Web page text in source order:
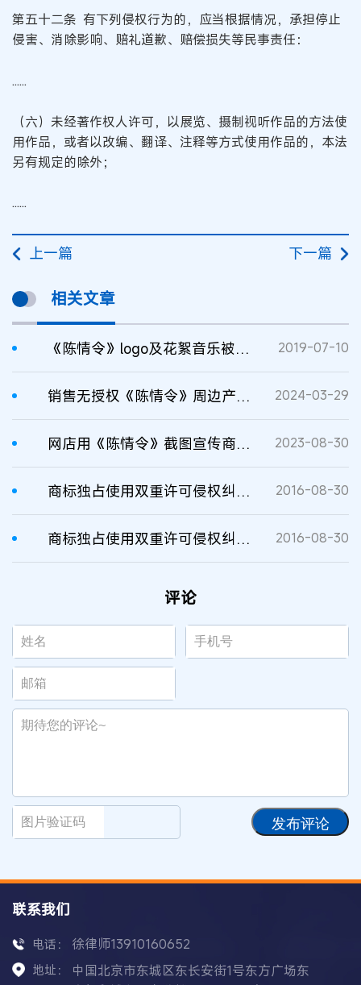
第五十二条 有下列侵权行为的，应当根据情况，承担停止
侵害、消除影响、赔礼道歉、赔偿损失等民事责任：
......
（六）未经著作权人许可，以展览、摄制视听作品的方法使
用作品，或者以改编、翻译、注释等方式使用作品的，本法
另有规定的除外；
......
上一篇 下一篇
相关文章
《陈情令》logo及花絮音乐被指侵权 官方声明致歉 2019-07-10
销售无授权《陈情令》周边产品不正当竞争案 2024-03-29
网店用《陈情令》截图宣传商品构成不正当竞争案 2023-08-30
商标独占使用双重许可侵权纠纷的处理 2016-08-30
商标独占使用双重许可侵权纠纷的处理 2016-08-30
评论
发布评论
联系我们
电话： 徐律师13910160652
地址：
中国北京市东城区东长安街1号东方广场东